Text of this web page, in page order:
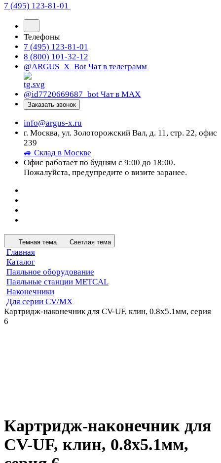
7 (495) 123-81-01
Телефоны
7 (495) 123-81-01
8 (800) 101-32-12
@ARGUS_X_Bot Чат в телеграмм
@id7720669687_bot Чат в МАХ
Заказать звонок
info@argus-x.ru
г. Москва, ул. Золоторожский Вал, д. 11, стр. 22, офис
239
🚙 Склад в Москве
Офис работает по будням с 9:00 до 18:00.
Пожалуйста, предупредите о визите заранее.
Темная тема Светлая тема
Главная
Каталог
Паяльное оборудование
Паяльные станции METCAL
Наконечники
Для серии CV/MX
Картридж-наконечник для CV-UF, клин, 0.8х5.1мм, серия
6
Картридж-наконечник для
CV-UF, клин, 0.8х5.1мм,